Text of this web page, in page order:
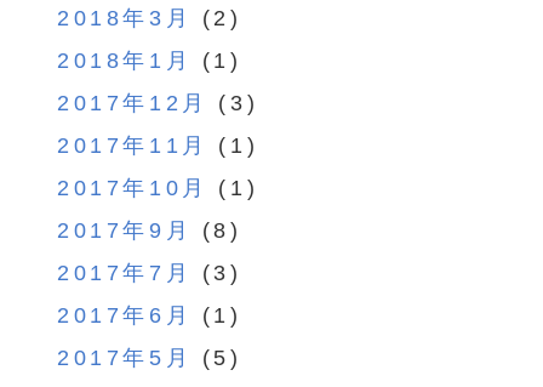
2018年3月
(2)
2018年1月
(1)
2017年12月
(3)
2017年11月
(1)
2017年10月
(1)
2017年9月
(8)
2017年7月
(3)
2017年6月
(1)
2017年5月
(5)